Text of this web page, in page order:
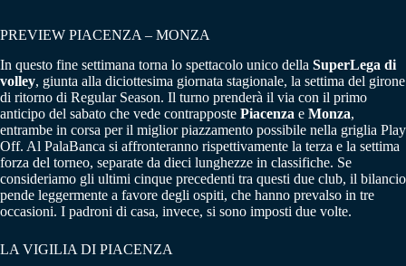
PREVIEW PIACENZA – MONZA
In questo fine settimana torna lo spettacolo unico della SuperLega di
volley, giunta alla diciottesima giornata stagionale, la settima del girone
di ritorno di Regular Season. Il turno prenderà il via con il primo
anticipo del sabato che vede contrapposte Piacenza e Monza,
entrambe in corsa per il miglior piazzamento possibile nella griglia Play
Off. Al PalaBanca si affronteranno rispettivamente la terza e la settima
forza del torneo, separate da dieci lunghezze in classifiche. Se
consideriamo gli ultimi cinque precedenti tra questi due club, il bilancio
pende leggermente a favore degli ospiti, che hanno prevalso in tre
occasioni. I padroni di casa, invece, si sono imposti due volte.
LA VIGILIA DI PIACENZA